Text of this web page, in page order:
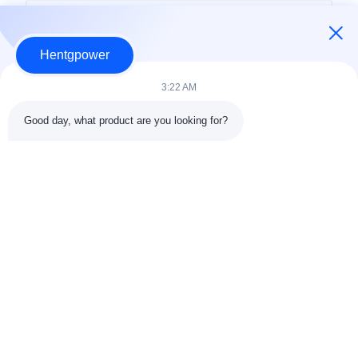
Hentgpower
3:22 AM
Good day, what product are you looking for?